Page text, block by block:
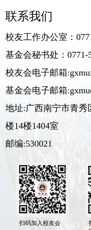
联系我们
校友工作办公室：
基金会秘书处：0771-
校友会电子邮箱
基金会电子邮箱
地址:广西南宁市青秀
楼14楼1404室
邮编:530021
扫码加入校友会